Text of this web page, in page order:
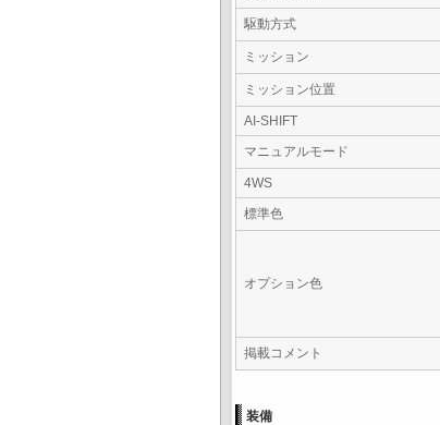
駆動方式
ミッション
ミッション位置
AI-SHIFT
マニュアルモード
4WS
標準色
オプション色
掲載コメント
装備